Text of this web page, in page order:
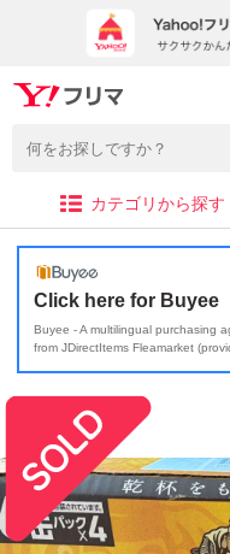
カテゴリから探す
Click here for Buyee
Buyee - A multilingual purchasing
from JDirectItems Fleamarket